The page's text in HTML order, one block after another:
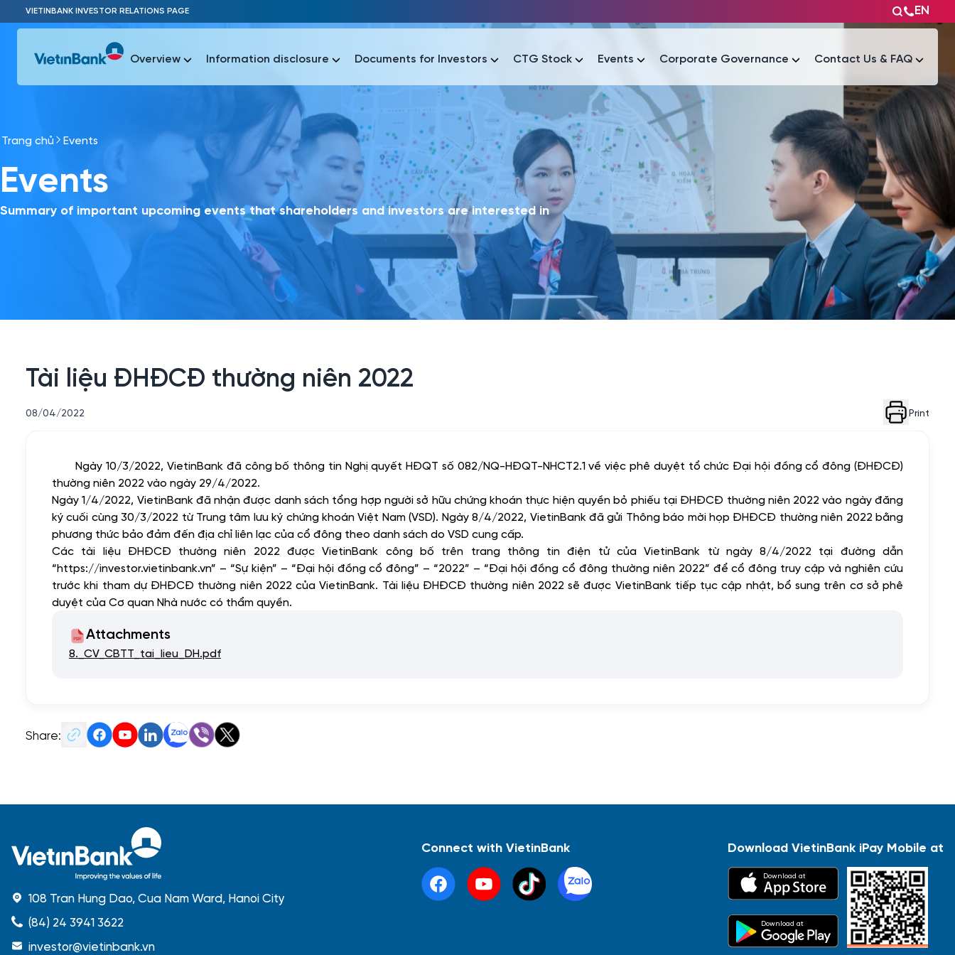
Skip to Main Content
VIETINBANK INVESTOR RELATIONS PAGE EN
Most Popular
Báo cáo tài chính Thông tin giao dịch Công bố thông tin Sự kiện
Overview Information disclosure Documents for Investors CTG Stock Events Corporate Governance Contact Us & FAQ
Most Popular
Thông tin giao dịch Công bố thông tin Tài liệu
Trang chủ Events
Events
Summary of important upcoming events that shareholders and investors are interested in
Tài liệu ĐHĐCĐ thường niên 2022
08/04/2022 Print
Ngày 10/3/2022, VietinBank đã công bố thông tin Nghị quyết HĐQT số 082/NQ-HĐQT-NHCT2.1 về việc phê duyệt tổ chức Đại hội đồng cổ đông (ĐHĐCĐ)
thường niên 2022 vào ngày 29/4/2022.
Ngày 1/4/2022, VietinBank đã nhận được danh sách tổng hợp người sở hữu chứng khoán thực hiện quyền bỏ phiếu tại ĐHĐCĐ thường niên 2022 vào ngày đăng
ký cuối cùng 30/3/2022 từ Trung tâm lưu ký chứng khoán Việt Nam (VSD). Ngày 8/4/2022, VietinBank đã gửi Thông báo mời họp ĐHĐCĐ thường niên 2022 bằng
phương thức bảo đảm đến địa chỉ liên lạc của cổ đông theo danh sách do VSD cung cấp.
Các tài liệu ĐHĐCĐ thường niên 2022 được VietinBank công bố trên trang thông tin điện tử của VietinBank từ ngày 8/4/2022 tại đường dẫn
“https://investor.vietinbank.vn” – “Sự kiện” – “Đại hội đồng cổ đông” – “2022” – “Đại hội đồng cổ đông thường niên 2022” để cổ đông truy cập và nghiên cứu
trước khi tham dự ĐHĐCĐ thường niên 2022 của VietinBank. Tài liệu ĐHĐCĐ thường niên 2022 sẽ được VietinBank tiếp tục cập nhật, bổ sung trên cơ sở phê
duyệt của Cơ quan Nhà nước có thẩm quyền.
Attachments
8._CV_CBTT_tai_lieu_DH.pdf
Share:
108 Tran Hung Dao, Cua Nam Ward, Hanoi City
(84) 24 3941 3622
investor@vietinbank.vn
Connect with VietinBank Download VietinBank iPay Mobile at
Download at
Download at